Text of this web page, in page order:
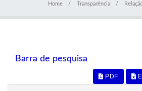
Home Transparência
Barra de pesquisa
PDF